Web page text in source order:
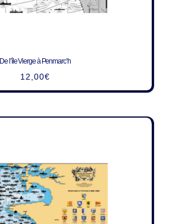
De l’île Vierge à Penmarc’h
12,00€